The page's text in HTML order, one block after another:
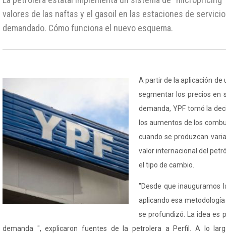
valores de las naftas y el gasoil en las estaciones de
demandado. Cómo funciona el nuevo esquema.
A partir de la aplicación de
segmentar los precios en
demanda, YPF tomó la
los aumentos de los
cuando se produzcan
valor internacional del
el tipo de cambio.
"Desde que inauguramos
aplicando esa
se profundizó. La idea es
demanda ", explicaron fuentes de la petrolera a Perfil. A lo